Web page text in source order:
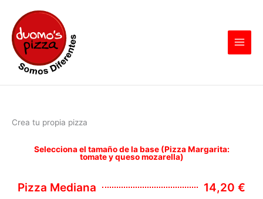
contenido
Crea tu propia pizza
Selecciona el tamaño de la base (Pizza Margarita:
tomate y queso mozarella)
Pizza Mediana 14,20 €